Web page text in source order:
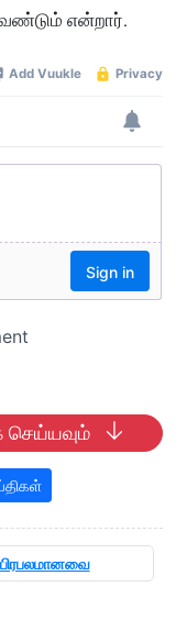
என்றார்.
செய்யவும்
பிரபலமானவை